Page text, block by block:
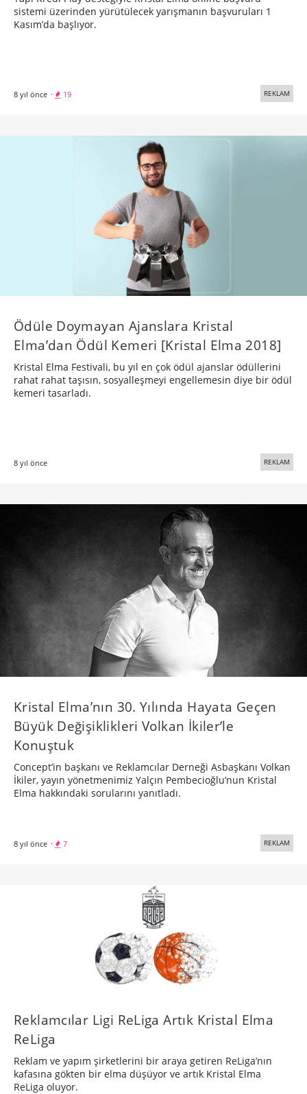
sistemi üzerinden yürütülecek yarışmanın başvuruları 1
Kasım’da başlıyor.
8 yıl önce · 19 REKLAM
Ödüle Doymayan Ajanslara Kristal
Elma’dan Ödül Kemeri [Kristal Elma 2018]
Kristal Elma Festivali, bu yıl en çok ödül ajanslar ödüllerini
rahat rahat taşısın, sosyalleşmeyi engellemesin diye bir ödül
kemeri tasarladı.
8 yıl önce REKLAM
Kristal Elma’nın 30. Yılında Hayata Geçen
Büyük Değişiklikleri Volkan İkiler’le
Konuştuk
Concept’in başkanı ve Reklamcılar Derneği Asbaşkanı Volkan
İkiler, yayın yönetmenimiz Yalçın Pembecioğlu’nun Kristal
Elma hakkındaki sorularını yanıtladı.
8 yıl önce · 7 REKLAM
Reklamcılar Ligi ReLiga Artık Kristal Elma
ReLiga
Reklam ve yapım şirketlerini bir araya getiren ReLiga’nın
kafasına gökten bir elma düşüyor ve artık Kristal Elma
ReLiga oluyor.